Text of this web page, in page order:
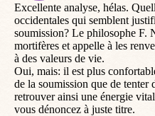
Excellente analyse, hélas.
occidentales qui semblent
soumission? Le philosophe F.
mortifères et appelle à les
à des valeurs de vie.
Oui, mais: il est plus
de la soumission que de tenter
retrouver ainsi une énergie
vous dénoncez à juste titre.